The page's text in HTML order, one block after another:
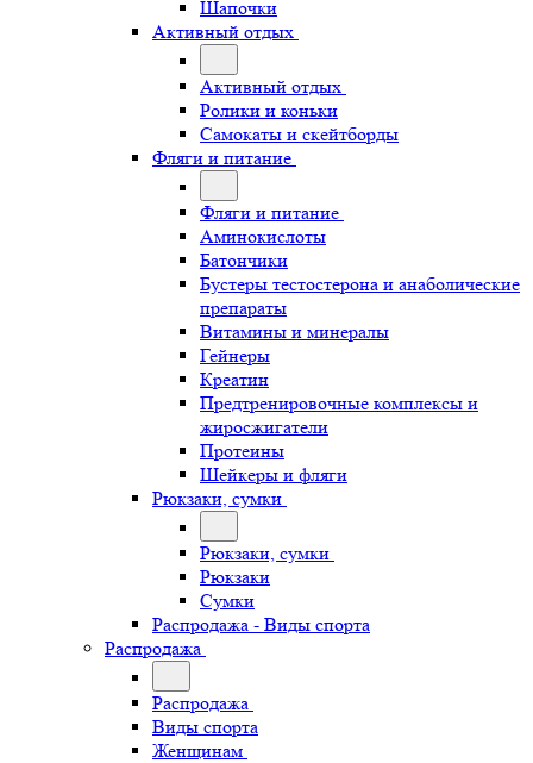
Шапочки
Активный отдых
Активный отдых
Ролики и коньки
Самокаты и скейтборды
Фляги и питание
Фляги и питание
Аминокислоты
Батончики
Бустеры тестостерона и анаболические
препараты
Витамины и минералы
Гейнеры
Креатин
Предтренировочные комплексы и
жиросжигатели
Протеины
Шейкеры и фляги
Рюкзаки, сумки
Рюкзаки, сумки
Рюкзаки
Сумки
Распродажа - Виды спорта
Распродажа
Распродажа
Виды спорта
Женщинам